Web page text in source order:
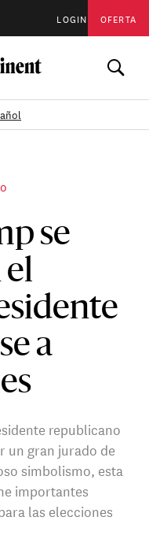
LOGIN OFERTA
se
el
a
republicano
un gran jurado de
simbolismo, esta
importantes
las elecciones